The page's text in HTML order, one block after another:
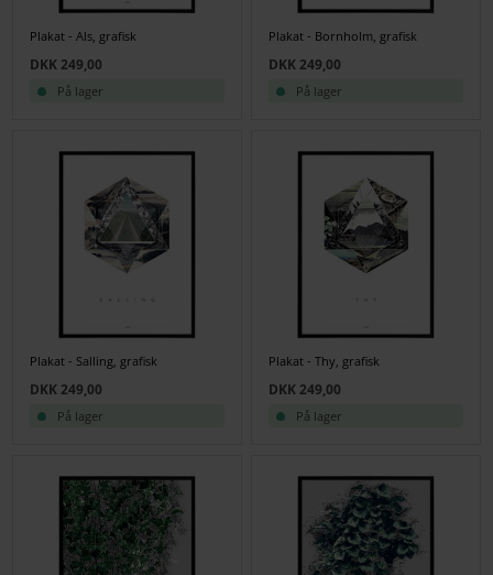
Plakat - Als, grafisk
DKK 249,00
På lager
Plakat - Bornholm, grafisk
DKK 249,00
På lager
Plakat - Salling, grafisk
DKK 249,00
På lager
Plakat - Thy, grafisk
DKK 249,00
På lager